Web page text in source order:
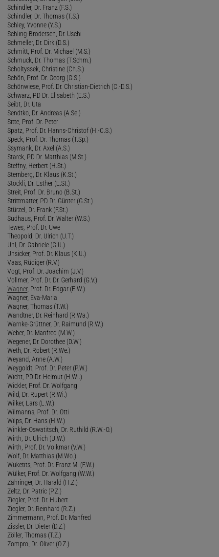
Schindler, Dr. Franz (F.S.)
Schindler, Dr. Thomas (T.S.)
Schley, Yvonne (Y.S.)
Schling-Brodersen, Dr. Uschi
Schmeller, Dr. Dirk (D.S.)
Schmitt, Prof. Dr. Michael (M.S.)
Schmuck, Dr. Thomas (T.Schm.)
Scholtyssek, Christine (Ch.S.)
Schön, Prof. Dr. Georg (G.S.)
Schönwiese, Prof. Dr. Christian-Dietrich (C.-D.S.)
Schwarz, PD Dr. Elisabeth (E.S.)
Seibt, Dr. Uta
Sendtko, Dr. Andreas (A.Se.)
Sitte, Prof. Dr. Peter
Spatz, Prof. Dr. Hanns-Christof (H.-C.S.)
Speck, Prof. Dr. Thomas (T.Sp.)
Ssymank, Dr. Axel (A.S.)
Starck, PD Dr. Matthias (M.St.)
Steffny, Herbert (H.St.)
Sternberg, Dr. Klaus (K.St.)
Stöckli, Dr. Esther (E.St.)
Streit, Prof. Dr. Bruno (B.St.)
Strittmatter, PD Dr. Günter (G.St.)
Stürzel, Dr. Frank (F.St.)
Sudhaus, Prof. Dr. Walter (W.S.)
Tewes, Prof. Dr. Uwe
Theopold, Dr. Ulrich (U.T.)
Uhl, Dr. Gabriele (G.U.)
Unsicker, Prof. Dr. Klaus (K.U.)
Vaas, Rüdiger (R.V.)
Vogt, Prof. Dr. Joachim (J.V.)
Vollmer, Prof. Dr. Dr. Gerhard (G.V.)
Wagner, Prof. Dr. Edgar (E.W.)
Wagner, Eva-Maria
Wagner, Thomas (T.W.)
Wandtner, Dr. Reinhard (R.Wa.)
Warnke-Grüttner, Dr. Raimund (R.W.)
Weber, Dr. Manfred (M.W.)
Wegener, Dr. Dorothee (D.W.)
Weth, Dr. Robert (R.We.)
Weyand, Anne (A.W.)
Weygoldt, Prof. Dr. Peter (P.W.)
Wicht, PD Dr. Helmut (H.Wi.)
Wickler, Prof. Dr. Wolfgang
Wild, Dr. Rupert (R.Wi.)
Wilker, Lars (L.W.)
Wilmanns, Prof. Dr. Otti
Wilps, Dr. Hans (H.W.)
Winkler-Oswatitsch, Dr. Ruthild (R.W.-O.)
Wirth, Dr. Ulrich (U.W.)
Wirth, Prof. Dr. Volkmar (V.W.)
Wolf, Dr. Matthias (M.Wo.)
Wuketits, Prof. Dr. Franz M. (F.W.)
Wülker, Prof. Dr. Wolfgang (W.W.)
Zähringer, Dr. Harald (H.Z.)
Zeltz, Dr. Patric (P.Z.)
Ziegler, Prof. Dr. Hubert
Ziegler, Dr. Reinhard (R.Z.)
Zimmermann, Prof. Dr. Manfred
Zissler, Dr. Dieter (D.Z.)
Zöller, Thomas (T.Z.)
Zompro, Dr. Oliver (O.Z.)